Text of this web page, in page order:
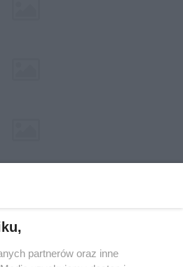
partnerów oraz inne